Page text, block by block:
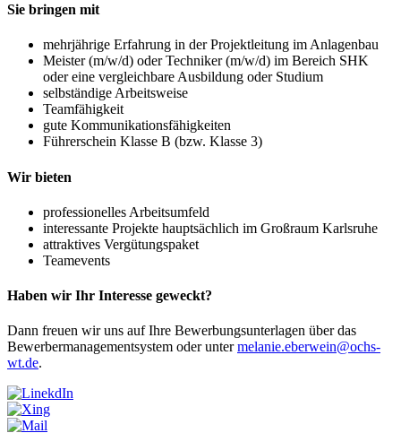
Sie bringen mit
mehrjährige Erfahrung in der Projektleitung im Anlagenbau
Meister (m/w/d) oder Techniker (m/w/d) im Bereich SHK
oder eine vergleichbare Ausbildung oder Studium
selbständige Arbeitsweise
Teamfähigkeit
gute Kommunikationsfähigkeiten
Führerschein Klasse B (bzw. Klasse 3)
Wir bieten
professionelles Arbeitsumfeld
interessante Projekte hauptsächlich im Großraum Karlsruhe
attraktives Vergütungspaket
Teamevents
Haben wir Ihr Interesse geweckt?
Dann freuen wir uns auf Ihre Bewerbungsunterlagen über das
Bewerbermanagementsystem oder untermelanie.eberwein@ochs-
wt.de.